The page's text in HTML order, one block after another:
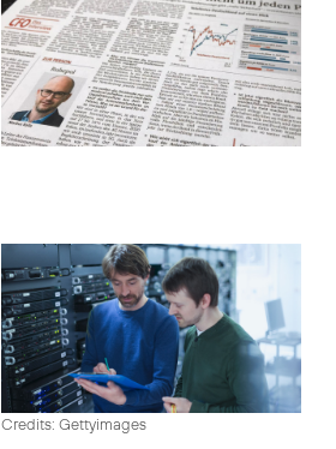
Credits: Gettyimages